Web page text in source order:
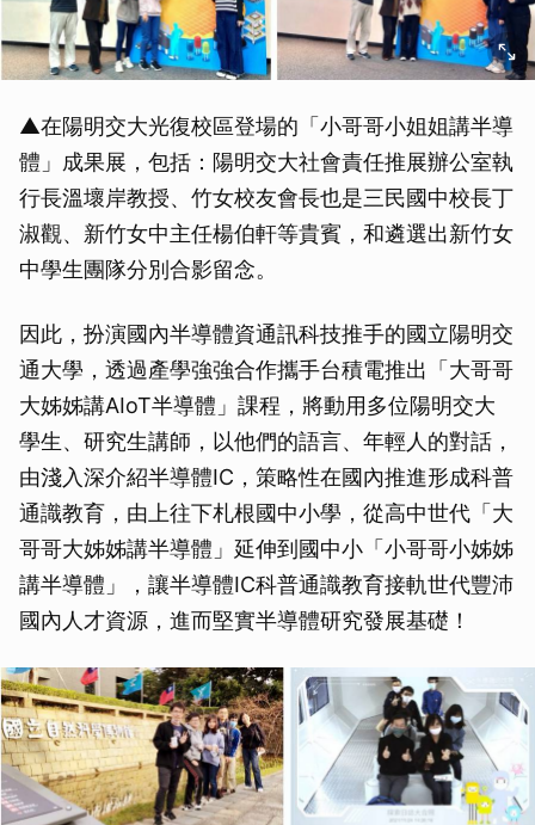
▲在陽明交大光復校區登場的「小哥哥小姐姐講半導
體」成果展，包括：陽明交大社會責任推展辦公室執
行長溫壞岸教授、竹女校友會長也是三民國中校長丁
淑觀、新竹女中主任楊伯軒等貴賓，和遴選出新竹女
中學生團隊分別合影留念。
因此，扮演國內半導體資通訊科技推手的國立陽明交
通大學，透過產學強強合作攜手台積電推出「大哥哥
大姊姊講AIoT半導體」課程，將動用多位陽明交大
學生、研究生講師，以他們的語言、年輕人的對話，
由淺入深介紹半導體IC，策略性在國內推進形成科普
通識教育，由上往下札根國中小學，從高中世代「大
哥哥大姊姊講半導體」延伸到國中小「小哥哥小姊姊
講半導體」，讓半導體IC科普通識教育接軌世代豐沛
國內人才資源，進而堅實半導體研究發展基礎！
取消